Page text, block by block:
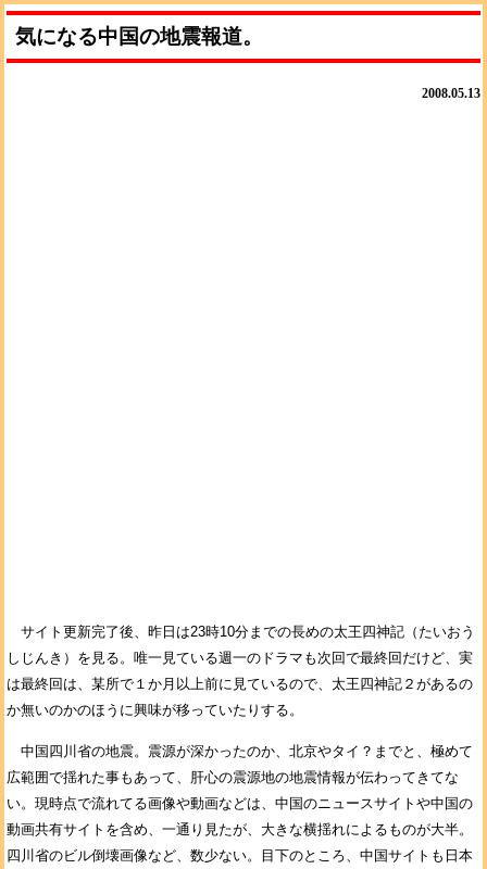
気になる中国の地震報道。
2008.05.13
サイト更新完了後、昨日は23時10分までの長めの太王四神記（たいおう
しじんき）を見る。唯一見ている週一のドラマも次回で最終回だけど、実
は最終回は、某所で１か月以上前に見ているので、太王四神記２があるの
か無いのかのほうに興味が移っていたりする。
中国四川省の地震。震源が深かったのか、北京やタイ？までと、極めて
広範囲で揺れた事もあって、肝心の震源地の地震情報が伝わってきてな
い。現時点で流れてる画像や動画などは、中国のニュースサイトや中国の
動画共有サイトを含め、一通り見たが、大きな横揺れによるものが大半。
四川省のビル倒壊画像など、数少ない。目下のところ、中国サイトも日本